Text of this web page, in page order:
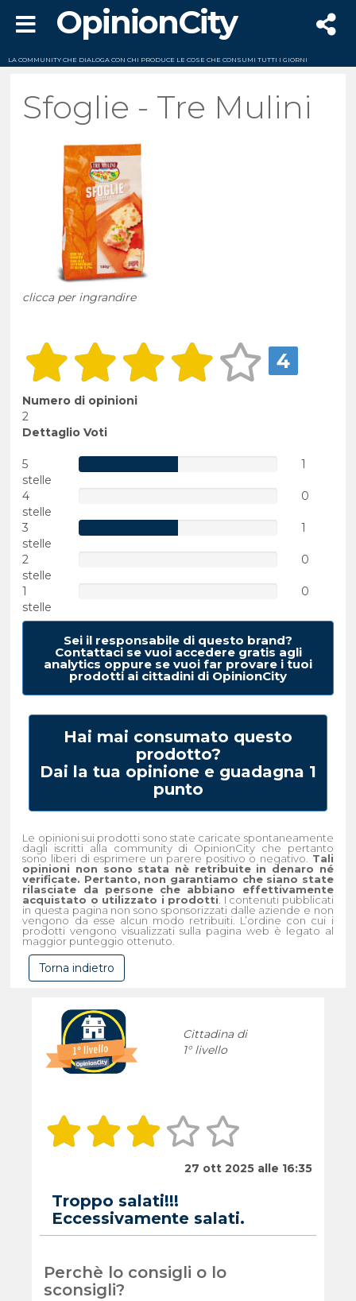
OpinionCity
LA COMMUNITY CHE DIALOGA CON CHI PRODUCE LE COSE CHE CONSUMI TUTTI I GIORNI
Sfoglie - Tre Mulini
clicca per ingrandire
4
Numero di opinioni
2
Dettaglio Voti
5
stelle
1
4
stelle
0
3
stelle
1
2
stelle
0
1
stelle
0
Sei il responsabile di questo brand?
Contattaci se vuoi accedere gratis agli
analytics oppure se vuoi far provare i tuoi
prodotti ai cittadini di OpinionCity
Hai mai consumato questo
prodotto?
Dai la tua opinione e guadagna 1
punto
Le opinioni sui prodotti sono state caricate spontaneamente
dagli iscritti alla community di OpinionCity che pertanto
sono liberi di esprimere un parere positivo o negativo. Tali
opinioni non sono stata nè retribuite in denaro né
verificate. Pertanto, non garantiamo che siano state
rilasciate da persone che abbiano effettivamente
acquistato o utilizzato i prodotti . I contenuti pubblicati
in questa pagina non sono sponsorizzati dalle aziende e non
vengono da esse alcun modo retribuiti. L’ordine con cui i
prodotti vengono visualizzati sulla pagina web è legato al
maggior punteggio ottenuto.
Torna indietro
Cittadina di
1° livello
27 ott 2025 alle 16:35
Troppo salati!!!
Eccessivamente salati.
Perchè lo consigli o lo
sconsigli?